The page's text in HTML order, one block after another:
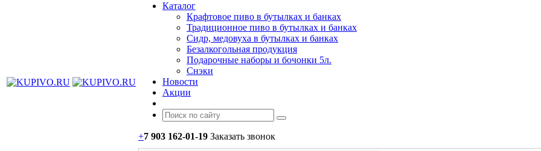
Каталог
Крафтовое пиво в бутылках и банках
Традиционное пиво в бутылках и банках
Сидр, медовуха в бутылках и банках
Безалкогольная продукция
Подарочные наборы и бочонки 5л.
Снэки
Новости
Акции
+7 903 162-01-19 Заказать звонок